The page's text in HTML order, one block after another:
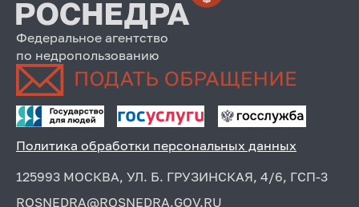
Федеральное агентство
по недропользованию
Политика обработки персональных данных
125993 МОСКВА, УЛ. Б. ГРУЗИНСКАЯ, 4/6, ГСП-3
ROSNEDRA@ROSNEDRA.GOV.RU